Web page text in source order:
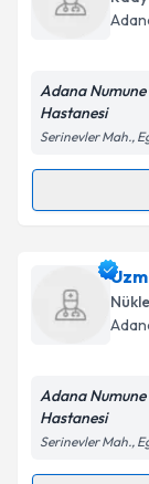
takvim
Adana
Hastanesi
Serinevler Mah.,
Dr.
oluşturun.
takvim
Adana
Hastanesi
Serinevler Mah.,